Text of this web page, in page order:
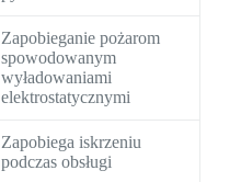
Zapobieganie pożarom
spowodowanym
wyładowaniami
elektrostatycznymi
Zapobiega iskrzeniu
podczas obsługi